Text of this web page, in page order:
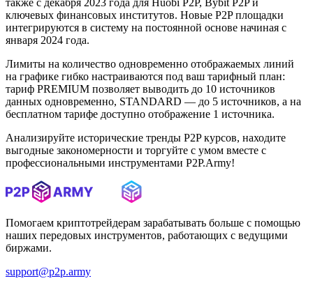
ключевых финансовых институтов. Новые P2P площадки
интегрируются в систему на постоянной основе начиная с
января 2024 года.
Лимиты на количество одновременно отображаемых линий
на графике гибко настраиваются под ваш тарифный план:
тариф PREMIUM позволяет выводить до 10 источников
данных одновременно, STANDARD — до 5 источников, а на
бесплатном тарифе доступно отображение 1 источника.
Анализируйте исторические тренды P2P курсов, находите
выгодные закономерности и торгуйте с умом вместе с
профессиональными инструментами P2P.Army!
Помогаем криптотрейдерам зарабатывать больше с помощью
наших передовых инструментов, работающих с ведущими
биржами.
support@p2p.army